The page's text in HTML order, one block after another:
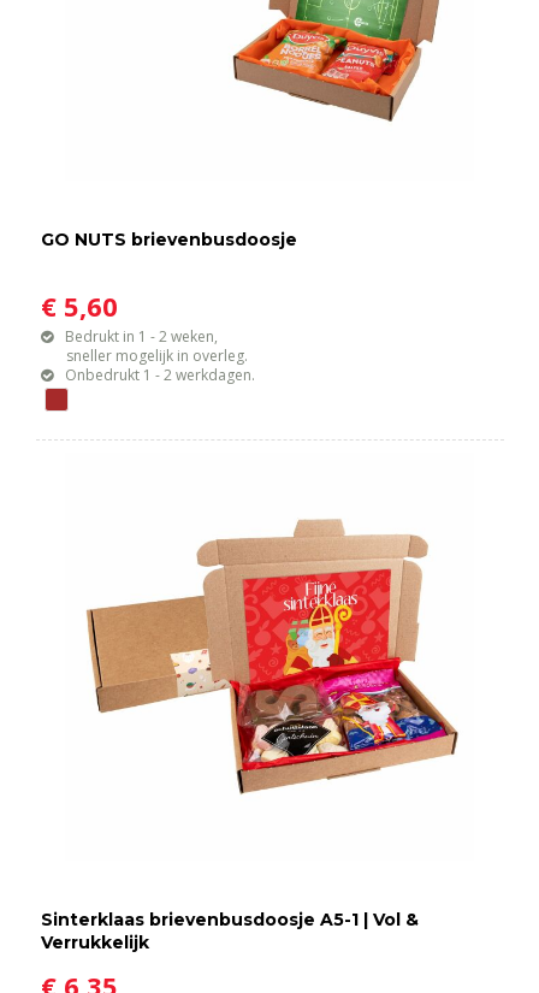
GO NUTS brievenbusdoosje
€ 5,60
Bedrukt in 1 - 2 weken,
sneller mogelijk in overleg.
Onbedrukt 1 - 2 werkdagen.
Sinterklaas brievenbusdoosje A5-1 | Vol &
Verrukkelijk